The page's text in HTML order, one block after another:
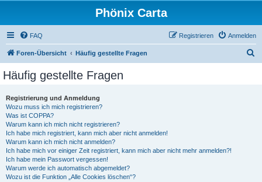
Phönix Carta
FAQ Anmelden
Registrieren
Foren-Übersicht Häufig gestellte Fragen
Häufig gestellte Fragen
Registrierung und Anmeldung
Wozu muss ich mich registrieren?
Was ist COPPA?
Warum kann ich mich nicht registrieren?
Ich habe mich registriert, kann mich aber nicht anmelden!
Warum kann ich mich nicht anmelden?
Ich habe mich vor einiger Zeit registriert, kann mich aber nicht mehr anmelden?!
Ich habe mein Passwort vergessen!
Warum werde ich automatisch abgemeldet?
Wozu ist die Funktion „Alle Cookies löschen“?